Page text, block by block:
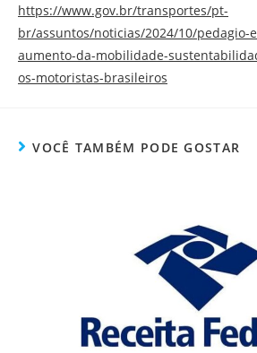
https://www.gov.br/transportes/pt-
br/assuntos/noticias/2024/10/pedagio-
aumento-da-mobilidade-
os-motoristas-brasileiros
VOCÊ TAMBÉM PODE GOSTAR